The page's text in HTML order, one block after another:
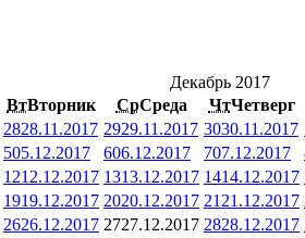
Декабрь 2017
ВтВторник СрСреда ЧтЧетверг
2828.11.2017 2929.11.2017 3030.11.2017
505.12.2017 606.12.2017 707.12.2017
1212.12.2017 1313.12.2017 1414.12.2017
1919.12.2017 2020.12.2017 21 21.12.2017
2626.12.2017 2727.12.2017 2828.12.2017